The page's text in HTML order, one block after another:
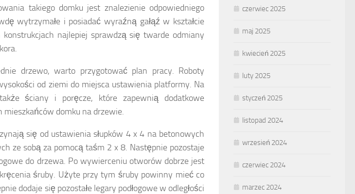
takiego domku jest znalezienie odpowiedniego
wytrzymałe i posiadać wyraźną gałąź w kształcie
najlepiej sprawdzą się twarde odmiany
drzewo, warto przygotować plan pracy. Roboty
od ziemi do miejsca ustawienia platformy. Na
ściany i poręcze, które zapewnią dodatkowe
mieszkańców domku na drzewie.
się od ustawienia słupków 4 x 4 na betonowych
ze sobą za pomocą taśm 2 x 8. Następnie pozostaje
do drzewa. Po wywierceniu otworów dobrze jest
śruby. Użyte przy tym śruby powinny mieć co
dodaje się pozostałe legary podłogowe w odległości
czerwiec 2025
maj 2025
kwiecień 2025
luty 2025
styczeń 2025
listopad 2024
wrzesień 2024
czerwiec 2024
marzec 2024